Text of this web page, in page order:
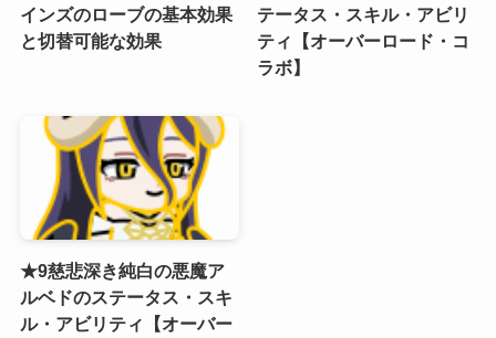
インズのローブの基本効果
と切替可能な効果
テータス・スキル・アビリ
ティ【オーバーロード・コ
ラボ】
★9慈悲深き純白の悪魔ア
ルベドのステータス・スキ
ル・アビリティ【オーバー